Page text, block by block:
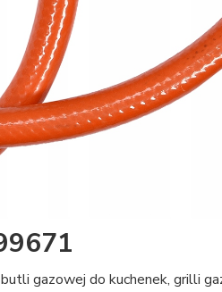
gazowej do kuchenek, grilli